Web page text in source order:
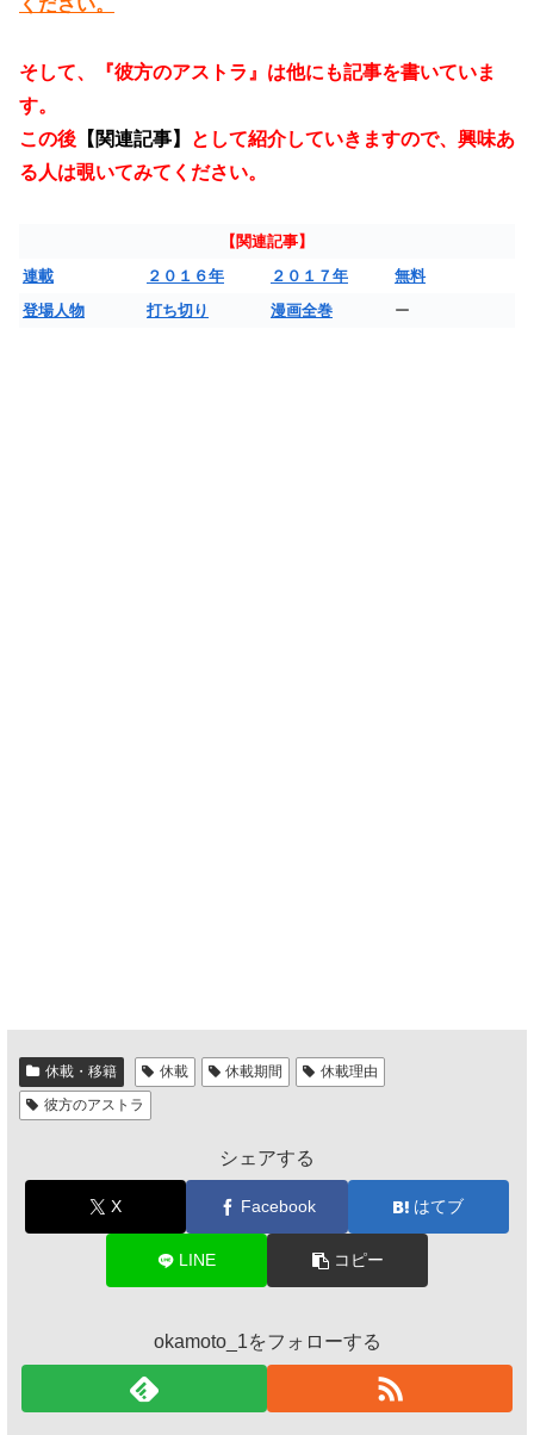
ください。
そして、『彼方のアストラ』は他にも記事を書いていま
す。
この後 【関連記事】
として紹介していきますので、興味あ
る人は覗いてみてください。
【関連記事】
連載
２０１６年 ２０１７年
無料
登場人物
打ち切り 漫画全巻 ー
休載・移籍 休載 休載期間
休載理由
彼方のアストラ
シェアする
X Facebook はてブ
LINE コピー
okamoto_1をフォローする